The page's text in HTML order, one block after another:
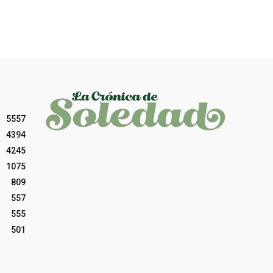
5557
4394
4245
1075
809
557
555
501